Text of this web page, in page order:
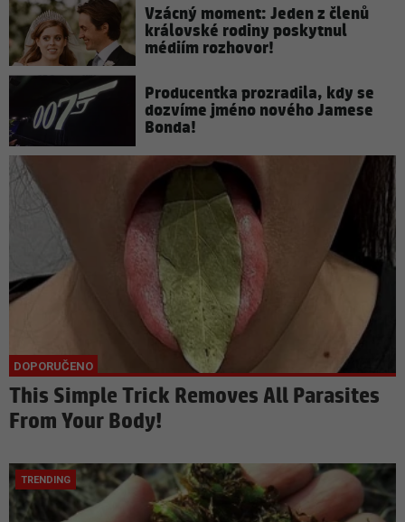
Vzácný moment: Jeden z členů
královské rodiny poskytnul
médiím rozhovor!
Producentka prozradila, kdy se
dozvíme jméno nového Jamese
Bonda!
This Simple Trick Removes All Parasites
From Your Body!